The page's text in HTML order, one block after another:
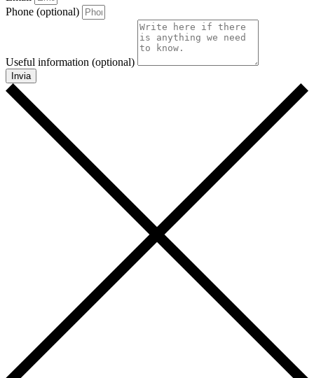
Phone (optional)
Useful information (optional)
Invia